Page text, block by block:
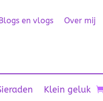
en vlogs Over mij
Klein geluk